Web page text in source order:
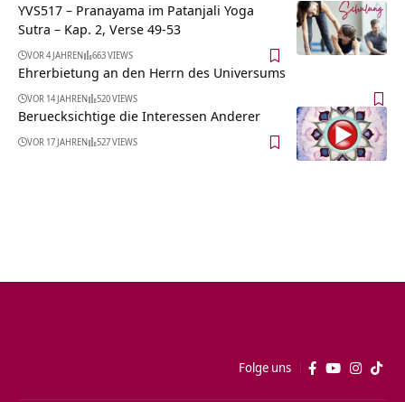
YVS517 – Pranayama im Patanjali Yoga
Sutra – Kap. 2, Verse 49-53
VOR 4 JAHREN 663 VIEWS
Ehrerbietung an den Herrn des Universums
VOR 14 JAHREN 520 VIEWS
Beruecksichtige die Interessen Anderer
VOR 17 JAHREN 527 VIEWS
Folge uns